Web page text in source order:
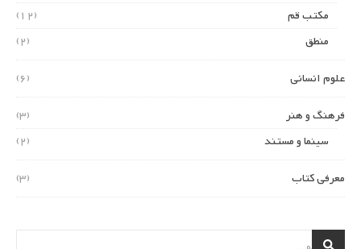
مکتب قم
(12)
منطق
(2)
علوم انسانی
(6)
فرهنگ و هنر
(3)
سینما و مستند
(2)
معرفی کتاب
(3)